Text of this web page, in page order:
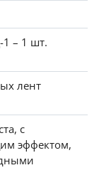
– 1 шт.
лент
с
эффектом,